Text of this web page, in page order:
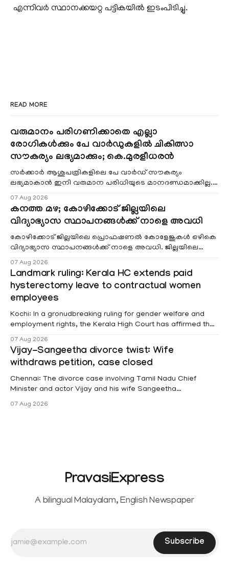
എന്നിവര്‍ സ്ഥാനക്കയറ്റ പട്ടികയില്‍ ഇടംപിടിച്ചു.
READ MORE
വരുമാനം പരിഗണിക്കാതെ എല്ലാ
രോഗികൾക്കും പേ വാർഡുകളിൽ ചികിത്സാ
സൗകര്യം ലഭ്യമാക്കും; കെ.മുരളീധരൻ
സർക്കാർ ആശുപത്രികളിലെ പേ വാർഡ് സൗകര്യം
ലഭ്യമാകാൻ ഇനി വരുമാന പരിധിയുടെ മാനദണ്ഡമാക്കില്ല.
07 Aug 2026
കനത്ത മഴ; കോഴിക്കോട് ജില്ലയിലെ
വിദ്യാഭ്യാസ സ്ഥാപനങ്ങൾക്ക് നാളെ അവധി
കോഴിക്കോട് ജില്ലയിലെ പ്രൊഫഷണൽ കോളേജുകൾ ഒഴികെ
വിദ്യാഭ്യാസ സ്ഥാപനങ്ങൾക്ക് നാളെ അവധി. ജില്ലയിലെ
07 Aug 2026
Landmark ruling: Kerala HC extends paid
hysterectomy leave to contractual women
employees
Kochi: In a gronudbreaking ruling for gender welfare and
employment rights, the Kerala High Court has affirmed that
projects are eligible for paid medical leave following
hysterectomy surgery under the Kerala Service Rules
(KSR). The court noted that since essential benefits like
maternity
07 Aug 2026
Vijay-Sangeetha divorce twist: Wife
withdraws petition, case closed
Chennai: The divorce case involving Tamil Nadu Chief
Minister and actor Vijay and his wife Sangeetha
Sowrnalingam has taken a new turn after Sangeetha
07 Aug 2026
PravasiExpress
A bilingual Malayalam, English Newspaper
Subscribe